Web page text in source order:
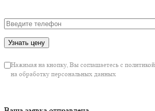
Нажимая на кнопку, Вы соглашаетесь с
на обработку персональных данных